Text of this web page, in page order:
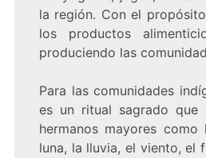
la región. Con el
los productos
produciendo las
Para las comunidades
es un ritual sagrado
hermanos mayores
luna, la lluvia, el viento, el